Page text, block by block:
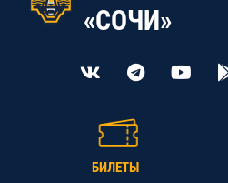
«СОЧИ»
БИЛЕТЫ